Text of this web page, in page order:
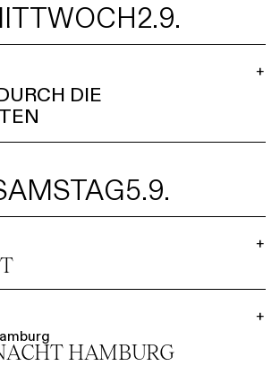
2.9.
DIE
+
5.9.
+
HAMBURG
+